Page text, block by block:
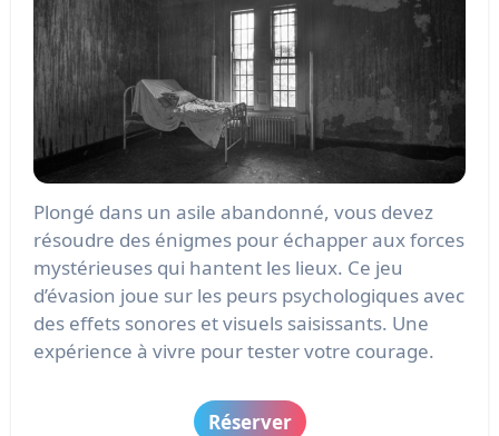
Plongé dans un asile abandonné, vous devez
résoudre des énigmes pour échapper aux forces
mystérieuses qui hantent les lieux. Ce jeu
d’évasion joue sur les peurs psychologiques avec
des effets sonores et visuels saisissants. Une
expérience à vivre pour tester votre courage.
Réserver